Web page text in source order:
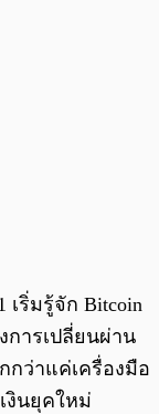
เริ่มรู้จัก Bitcoin
การเปลี่ยนผ่าน
กว่าแค่เครื่องมือ
งินยุคใหม่